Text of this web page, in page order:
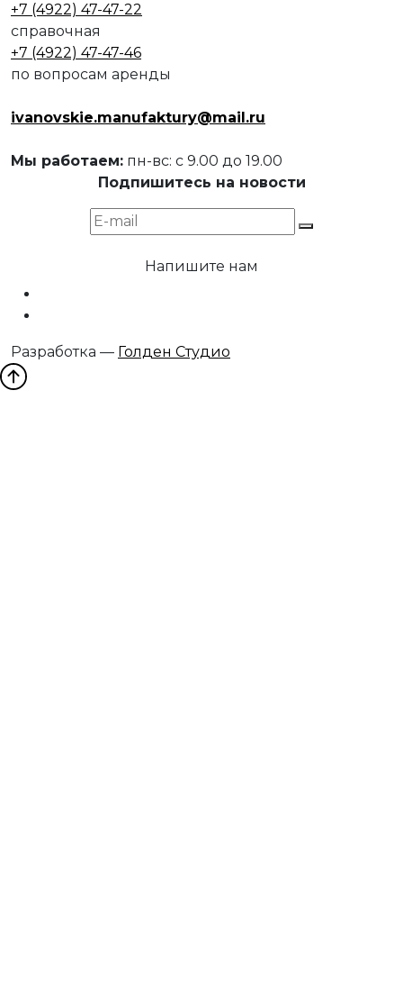
+7 (4922) 47-47-22
справочная
+7 (4922) 47-47-46
по вопросам аренды
ivanovskie.manufaktury@mail.ru
Мы работаем: пн-вс: с 9.00 до 19.00
Подпишитесь на новости
Напишите нам
Разработка — Голден Студио